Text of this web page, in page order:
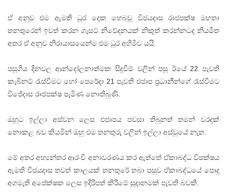
ඒ අනුව එම ඇමති ධූර දෙක හෙබවූ විජයදාස රාජපක්ෂ මහතා
තනතුරෙන් ඉවත් කරන ගැසට් නිවේදනයක් නිකුත් කරන්නටද නියමිත
අතර ඒ අනුව නිරායාසයෙන්ම එම ධූර අහිමිව යයි.
පසුගිය දිනවල ආන්දෝලනාත්මක සිදුවීම් වලින් පසු ඊයේ 22 පැවති
කැබිනට් රැස්වීමට හෝ පෙරේදා 21 පැවති එජාප ප්‍රධානීන්ගේ රැස්වීමට
විජේදාස රාජපක්ෂ පැමිණ නොතිබුණි.
ඔහුට ඉල්ලා අස්වන ලෙස එජාපය පවසා තිබුනත් තමන් වරදක්
නොකළ බව කියමින් ඔහු එම තනතුරු වලින් ඉල්ලා අස්වූයේ නැත.
මේ අතර අභ්‍යන්තර ආරංචි අනාවරණය කර ඇත්තේ ඒකාබද්ධ විපක්ෂය
ඇමති විජයදාස තවත් කාලයක් තනතුරේ තබා පසුව ඒකාබද්ධයේ පොදු
අගමැති අපේක්ෂක ලෙස ඉදිරිපත් කිරීමේ සූදානමක් පැවති බවකි.